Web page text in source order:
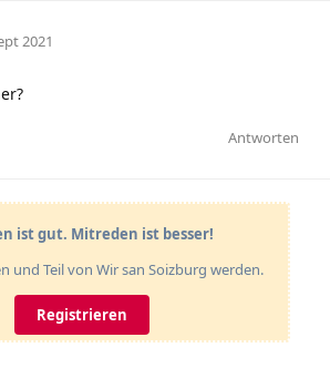
2021
Antworten
ist gut. Mitreden ist besser!
und Teil von Wir san Soizburg werden.
Registrieren